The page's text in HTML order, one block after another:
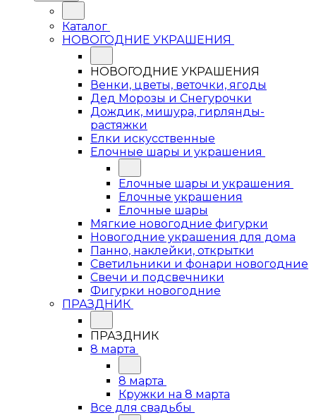
Каталог
НОВОГОДНИЕ УКРАШЕНИЯ
НОВОГОДНИЕ УКРАШЕНИЯ
Венки, цветы, веточки, ягоды
Дед Морозы и Снегурочки
Дождик, мишура, гирлянды-
растяжки
Елки искусственные
Елочные шары и украшения
Елочные шары и украшения
Елочные украшения
Елочные шары
Мягкие новогодние фигурки
Новогодние украшения для дома
Панно, наклейки, открытки
Светильники и фонари новогодние
Свечи и подсвечники
Фигурки новогодние
ПРАЗДНИК
ПРАЗДНИК
8 марта
8 марта
Кружки на 8 марта
Все для свадьбы